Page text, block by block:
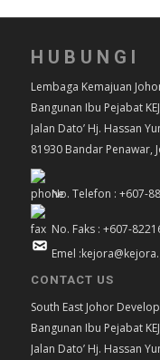
HUBUNGI
Lembaga Kemajuan
Bangunan Ibu Pejabat
Jalan Dato’ Hj. Hassan
81930 Bandar Penawar,
No. Telefon : +607-
No. Faks : +607-
Emel
CONTACT US
South East Johor
Bangunan Ibu Pejabat
Jalan Dato’ Hj. Hassan